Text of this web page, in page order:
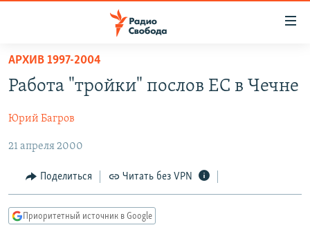
упрощенного
доступа
содержанию
Вернутся
главной
навигации
ПРОГРАММЫ
АВТОРСКИЕ ПРОЕКТЫ
ЦИТАТЫ СВОБОДЫ
МНЕНИЯ
КУЛЬТУРА
IDEL.РЕАЛИИ
АРХИВ 1997-2004
Работа "тройки" послов ЕС в Чечне
Юрий Багров
21 апреля 2000
Поделиться Читать без VPN
Приоритетный источник в Google